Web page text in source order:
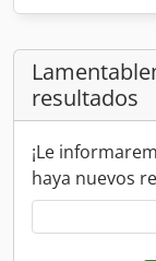
resultados
¡Le
haya nuevos